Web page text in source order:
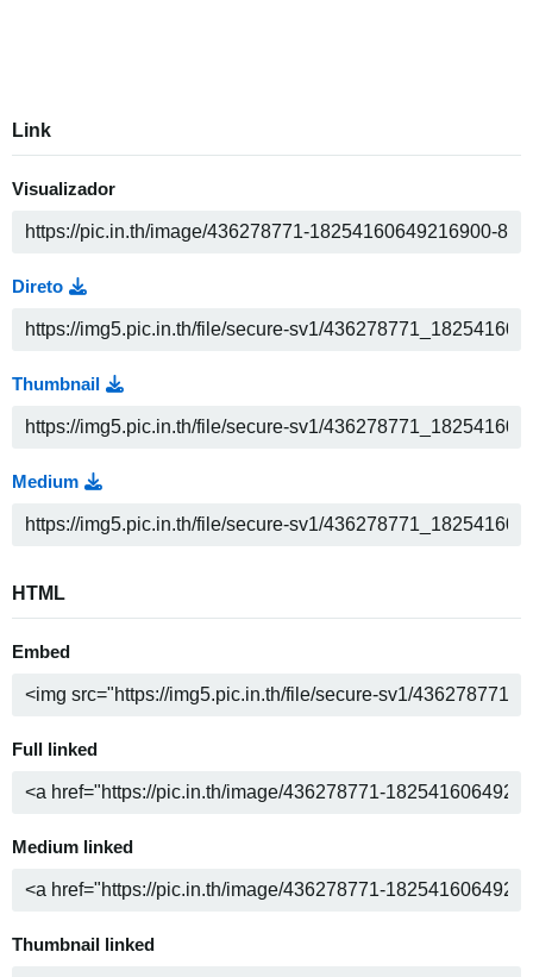
Link
Visualizador
Direto
Thumbnail
Medium
HTML
Embed
Full linked
Medium linked
Thumbnail linked